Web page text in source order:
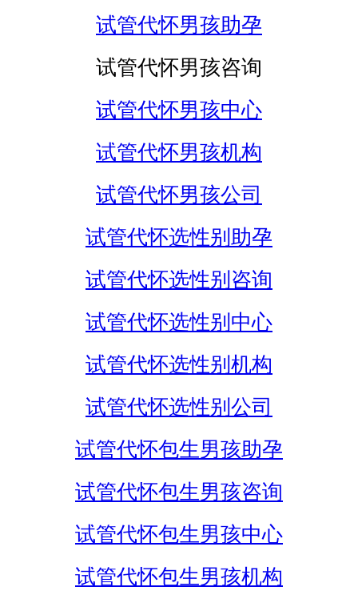
试管代怀男孩助孕
试管代怀男孩咨询
试管代怀男孩中心
试管代怀男孩机构
试管代怀男孩公司
试管代怀选性别助孕
试管代怀选性别咨询
试管代怀选性别中心
试管代怀选性别机构
试管代怀选性别公司
试管代怀包生男孩助孕
试管代怀包生男孩咨询
试管代怀包生男孩中心
试管代怀包生男孩机构